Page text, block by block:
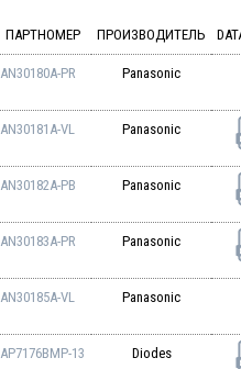
ПАРТНОМЕР ПРОИЗВОДИТЕЛЬ
AN30180A-PR Panasonic
AN30181A-VL Panasonic
AN30182A-PB Panasonic
AN30183A-PR Panasonic
AN30185A-VL Panasonic
AP7176BMP-13
Diodes